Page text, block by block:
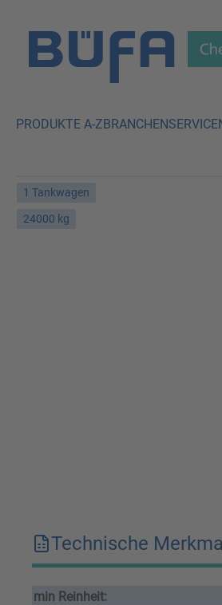
PRODUKTE A-ZBRANCHENSERVICE
1 Tankwagen
24000 kg
Technische
min Reinheit: